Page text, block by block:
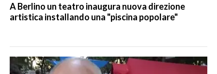
A Berlino un teatro inaugura nuova direzione
artistica installando una "piscina popolare"